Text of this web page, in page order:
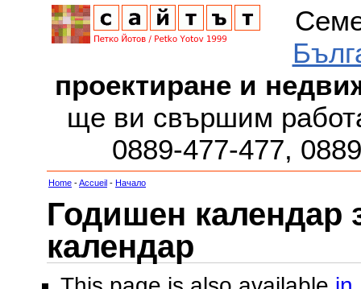
проектиране и
ще ви свършим
0889-477-477,
Home -Accueil - Начало
Годишен календар
календар